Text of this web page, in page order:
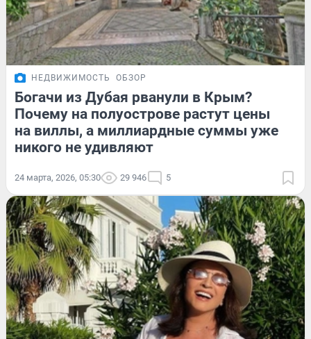
НЕДВИЖИМОСТЬ ОБЗОР
Богачи из Дубая рванули в Крым?
Почему на полуострове растут цены
на виллы, а миллиардные суммы уже
никого не удивляют
24 марта, 2026, 05:30 29 946 5